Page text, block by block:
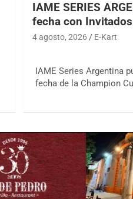
IAME SERIES
fecha con Invitados
4 agosto, 2026 E-Kart
IAME Series Argentina
fecha de la Champion